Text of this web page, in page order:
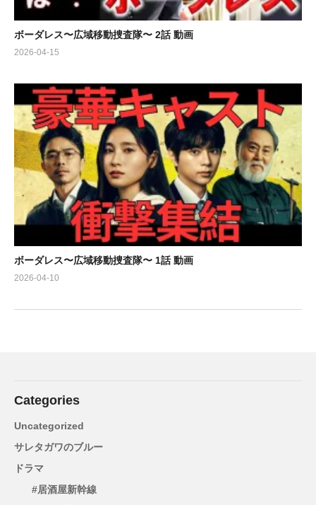
ボーダレス〜広域移動捜査隊〜 2話 動画
2026-04-15
ボーダレス〜広域移動捜査隊〜 1話 動画
2026-04-10
Categories
Uncategorized
サレタガワのブルー
ドラマ
#居酒屋新幹線